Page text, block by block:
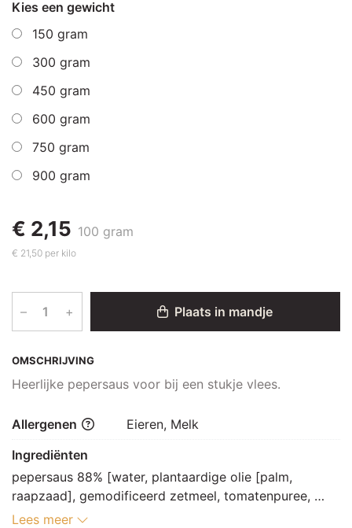
OMSCHRIJVING
Heerlijke pepersaus voor bij een stukje vlees.
Kies een gewicht
150 gram
300 gram
450 gram
600 gram
750 gram
900 gram
€ 2,15 100 gram
€ 21,50 per kilo
– + Plaats in mandje
Allergenen
Eieren, Melk
Ingrediënten
pepersaus 88% [water, plantaardige olie [palm,
raapzaad], gemodificeerd zetmeel, tomatenpuree,
aroma, MELKpoeder (LACTOSE), LACTOSE, EIgeel,
Lees meer